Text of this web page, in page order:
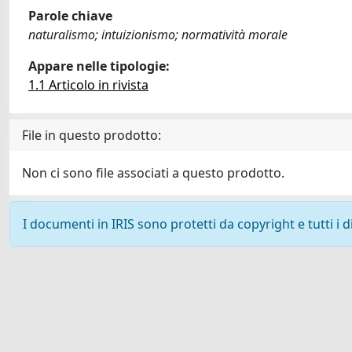
Parole chiave
naturalismo; intuizionismo; normatività morale
Appare nelle tipologie:
1.1 Articolo in rivista
File in questo prodotto:
Non ci sono file associati a questo prodotto.
I documenti in IRIS sono protetti da copyright e tutti i